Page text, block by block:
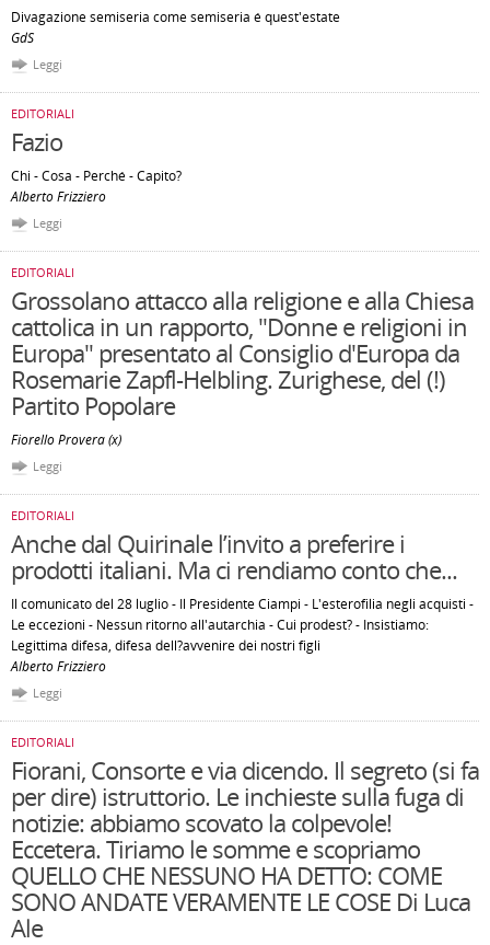
Divagazione semiseria come semiseria é quest'estate
GdS
Leggi
EDITORIALI
Fazio
Chi - Cosa - Perché - Capito?
Alberto Frizziero
Leggi
EDITORIALI
Grossolano attacco alla religione e alla Chiesa
cattolica in un rapporto, "Donne e religioni in
Europa" presentato al Consiglio d'Europa da
Rosemarie Zapfl-Helbling. Zurighese, del (!)
Partito Popolare
Fiorello Provera (x)
Leggi
EDITORIALI
Anche dal Quirinale l’invito a preferire i
prodotti italiani. Ma ci rendiamo conto che...
Il comunicato del 28 luglio - Il Presidente Ciampi - L'esterofilia negli acquisti -
Le eccezioni - Nessun ritorno all'autarchia - Cui prodest? - Insistiamo:
Legittima difesa, difesa dell?avvenire dei nostri figli
Alberto Frizziero
Leggi
EDITORIALI
Fiorani, Consorte e via dicendo. Il segreto (si fa
per dire) istruttorio. Le inchieste sulla fuga di
notizie: abbiamo scovato la colpevole!
Eccetera. Tiriamo le somme e scopriamo
QUELLO CHE NESSUNO HA DETTO: COME
SONO ANDATE VERAMENTE LE COSE Di Luca
Ale